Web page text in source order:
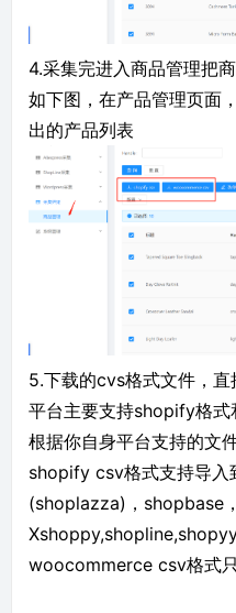
4.采集完进入商品管理把
如下图，在产品管理页面
出的产品列表
5.下载的cvs格式文件，
平台主要支持shopify格
根据你自身平台支持的文
shopify csv格式支持导入
(shoplazza)，shopbase，
woocommerce csv格式